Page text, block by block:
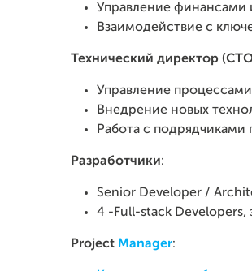
Управление финансами
Взаимодействие с
Технический директор
Управление
Внедрение новых
Работа с подрядчиками
Разработчики:
Senior Developer /
4 -Full-stack
Project Manager: